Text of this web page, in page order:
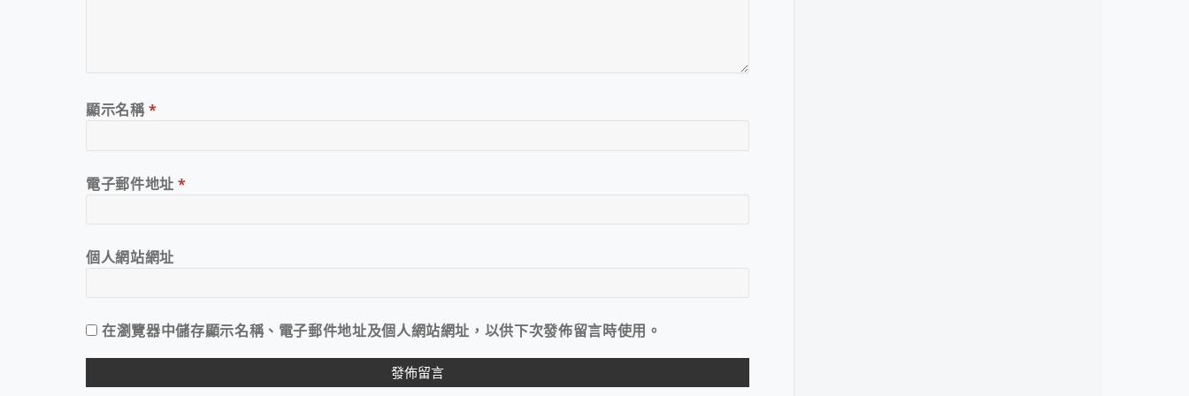
顯示名稱*
電子郵件地址*
個人網站網址
在瀏覽器中儲存顯示名稱、電子郵件地址及個人網站網址，以供下次發佈留言時使用。